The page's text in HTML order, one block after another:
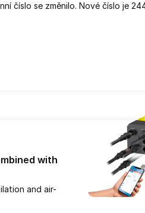
číslo se změnilo. Nové číslo je
with
and air-